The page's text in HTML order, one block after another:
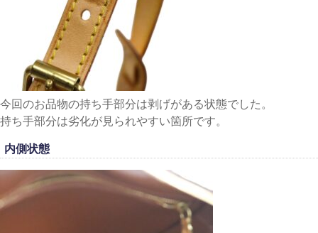
今回のお品物の持ち手部分は剥げがある状態でした。
持ち手部分は劣化が見られやすい箇所です。
内側状態